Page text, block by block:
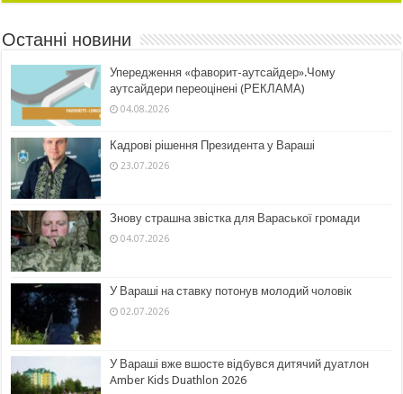
Останні новини
Упередження «фаворит-аутсайдер».Чому
аутсайдери переоцінені (РЕКЛАМА)
04.08.2026
Кадрові рішення Президента у Вараші
23.07.2026
Знову страшна звістка для Вараської громади
04.07.2026
У Вараші на ставку потонув молодий чоловік
02.07.2026
У Вараші вже вшосте відбувся дитячий дуатлон
Amber Kids Duathlon 2026